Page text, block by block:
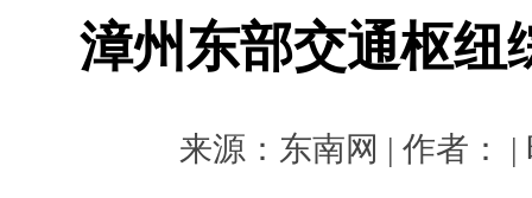
漳州东部交通枢纽
来源：东南网 | 作者： |